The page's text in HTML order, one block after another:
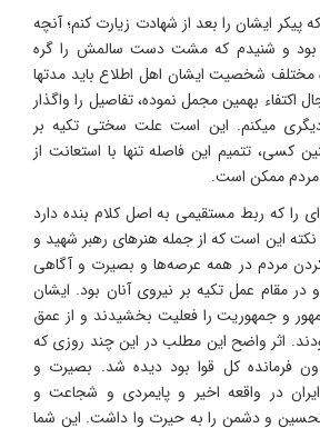
پیکر ایشان را بعد از شهادت زیارت کنم؛ آنچه
بود و شنیدم که مشت دست سالمش را گره
مختلف شخصیت ایشان اهل اطلاع باید مدتها
اکتفاء بهمین مجمل نموده، تفاصیل را واگذار
میکنم. این است علت سختی تکیه بر
کسی، تتمیم این فاصله تنها با استعانت از
ممکن است.
را که ربط مستقیمی به اصل کلام بنده دارد
نکته این است که از جمله هنرهای رهبر شهید و
کردن مردم در همه عرصه‌ها و بصیرت و آگاهی
مقام عمل تکیه بر نیروی آنان بود. ایشان
و جمهوریت را فعلیت بخشیدند و از عمق
اثر واضح این مطلب در این چند روزی که
فرمانده کل قوا بود دیده شد. بصیرت و
در واقعه اخیر و پایمردی و شجاعت و
و دشمن را به حیرت وا داشت. این شما